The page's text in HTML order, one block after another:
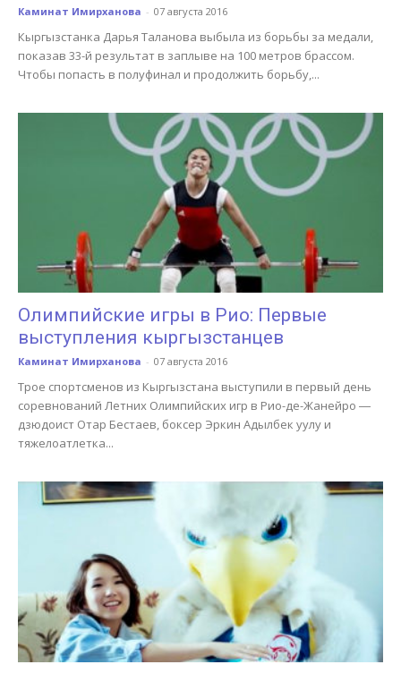
Каминат Имирханова - 07 августа 2016
Кыргызстанка Дарья Таланова выбыла из борьбы за медали,
показав 33-й результат в заплыве на 100 метров брассом.
Чтобы попасть в полуфинал и продолжить борьбу,...
Олимпийские игры в Рио: Первые
выступления кыргызстанцев
Каминат Имирханова - 07 августа 2016
Трое спортсменов из Кыргызстана выступили в первый день
соревнований Летних Олимпийских игр в Рио-де-Жанейро ―
дзюдоист Отар Бестаев, боксер Эркин Адылбек уулу и
тяжелоатлетка...